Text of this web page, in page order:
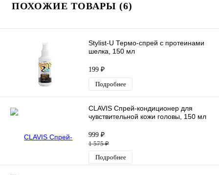
ПОХОЖИЕ ТОВАРЫ (6)
Stylist-U Термо-спрей с протеинами
шелка, 150 мл
199 ₽
Подробнее
CLAVIS Спрей-кондиционер для
чувствительной кожи головы, 150 мл
999 ₽
1 575 ₽
Подробнее